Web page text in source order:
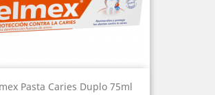
Pasta Caries Duplo 75ml